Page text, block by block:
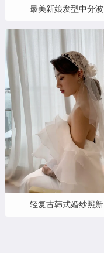
最美新娘发型中分波
轻复古韩式婚纱照新